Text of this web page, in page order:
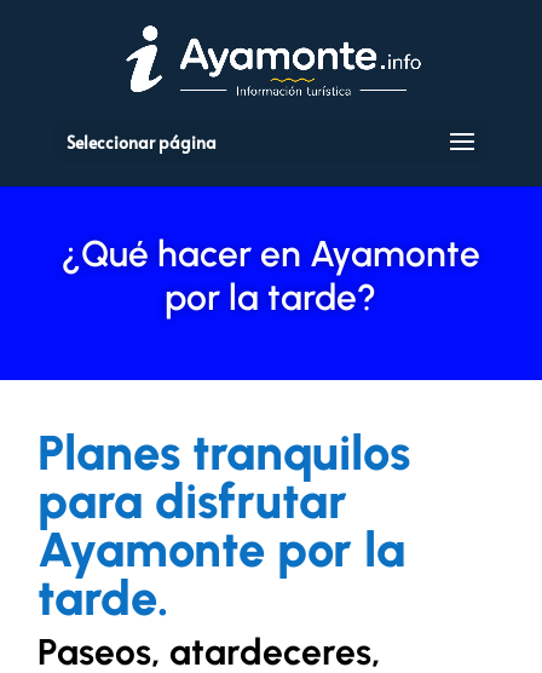
Seleccionar página
¿Qué hacer en Ayamonte
por la tarde?
Planes tranquilos
para disfrutar
Ayamonte por la
tarde.
Paseos, atardeceres,